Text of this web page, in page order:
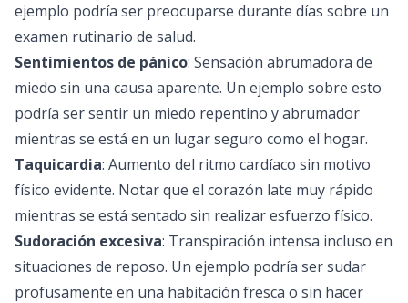
ejemplo podría ser preocuparse durante días sobre un
examen rutinario de salud.
Sentimientos de pánico: Sensación abrumadora de
miedo sin una causa aparente. Un ejemplo sobre esto
podría ser sentir un miedo repentino y abrumador
mientras se está en un lugar seguro como el hogar.
Taquicardia: Aumento del ritmo cardíaco sin motivo
físico evidente. Notar que el corazón late muy rápido
mientras se está sentado sin realizar esfuerzo físico.
Sudoración excesiva: Transpiración intensa incluso en
situaciones de reposo. Un ejemplo podría ser sudar
profusamente en una habitación fresca o sin hacer